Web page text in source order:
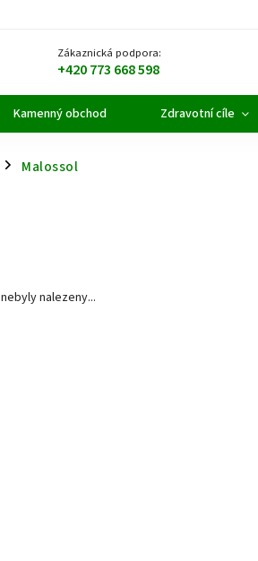
Zákaznická podpora:
+420 773 668 598
Kamenný obchod Zdravotní cíle
/ Malossol
nebyly nalezeny...